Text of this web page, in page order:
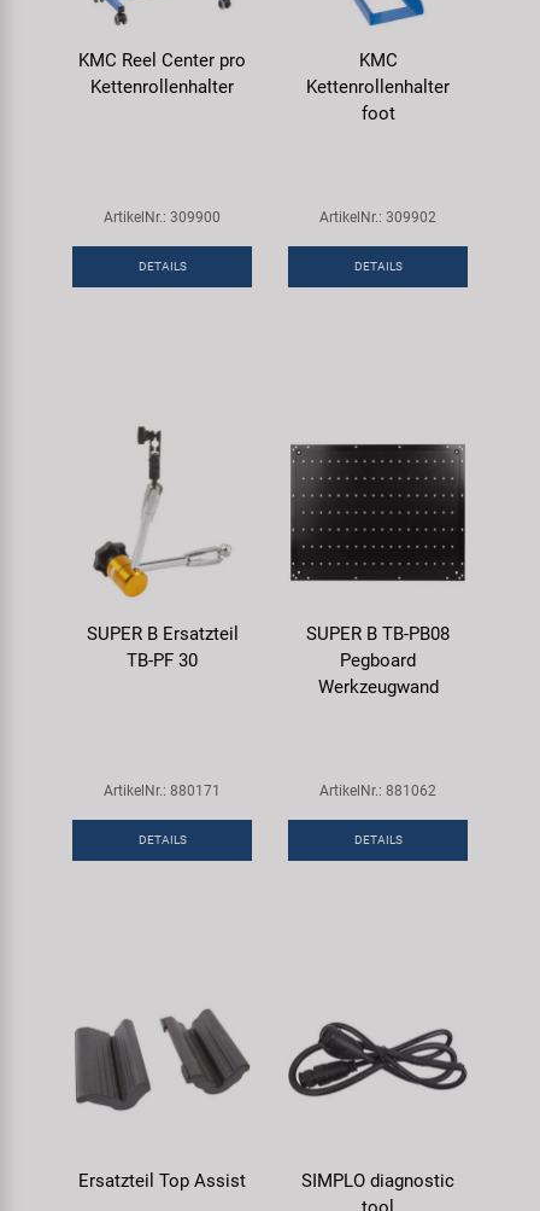
KMC Reel Center pro
Kettenrollenhalter
ArtikelNr.: 309900
DETAILS
KMC
Kettenrollenhalter
foot
ArtikelNr.: 309902
DETAILS
SUPER B Ersatzteil
TB-PF 30
ArtikelNr.: 880171
DETAILS
SUPER B TB-PB08
Pegboard
Werkzeugwand
ArtikelNr.: 881062
DETAILS
Ersatzteil Top Assist
SIMPLO diagnostic